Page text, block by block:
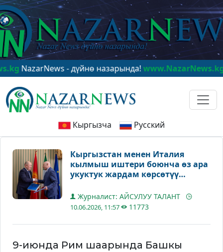
- дүйнө назарында!www.NazarNews.kg
Кыргызча Русский
Кыргызстан менен Италия
кылмыш иштери боюнча өз ара
укуктук жардам көрсөтүү
коюшту
Журналист: АЙСУЛУУ ТАЛАНТ
10.06.2026, 11:57 11773
9-июнда Рим шаарында Башкы